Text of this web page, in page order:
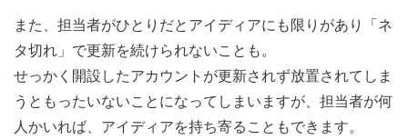
また、担当者がひとりだとアイディアにも限りがあり「ネ
タ切れ」で更新を続けられないことも。
せっかく開設したアカウントが更新されず放置されてしま
うともったいないことになってしまいますが、担当者が何
人かいれば、アイディアを持ち寄ることもできます。